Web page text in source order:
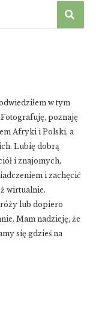
w tym
poznaję
Afryki i Polski, a
Lubię dobrą
i znajomych,
i zachęcić
wirtualnie.
lub dopiero
Mam nadzieję, że
się gdzieś na